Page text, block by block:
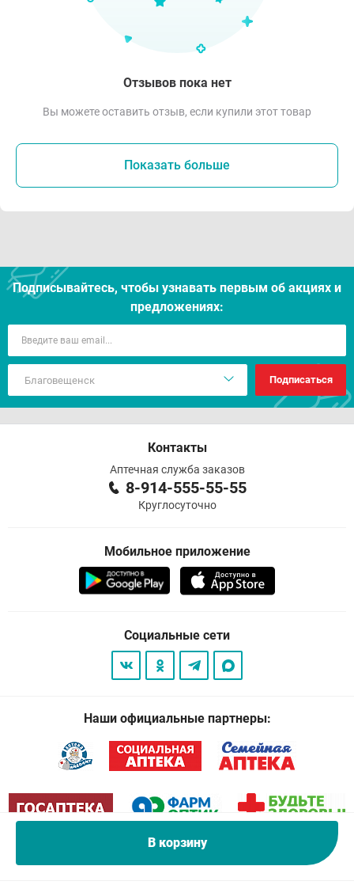
В корзину
Отзывов пока нет
Вы можете оставить отзыв, если купили этот товар
Показать больше
Подписывайтесь, чтобы узнавать первым об акцияx и
предложениях:
Подписаться
Контакты
Аптечная служба заказов
8-914-555-55-55
Круглосуточно
Мобильное приложение
Социальные сети
Наши официальные партнеры: